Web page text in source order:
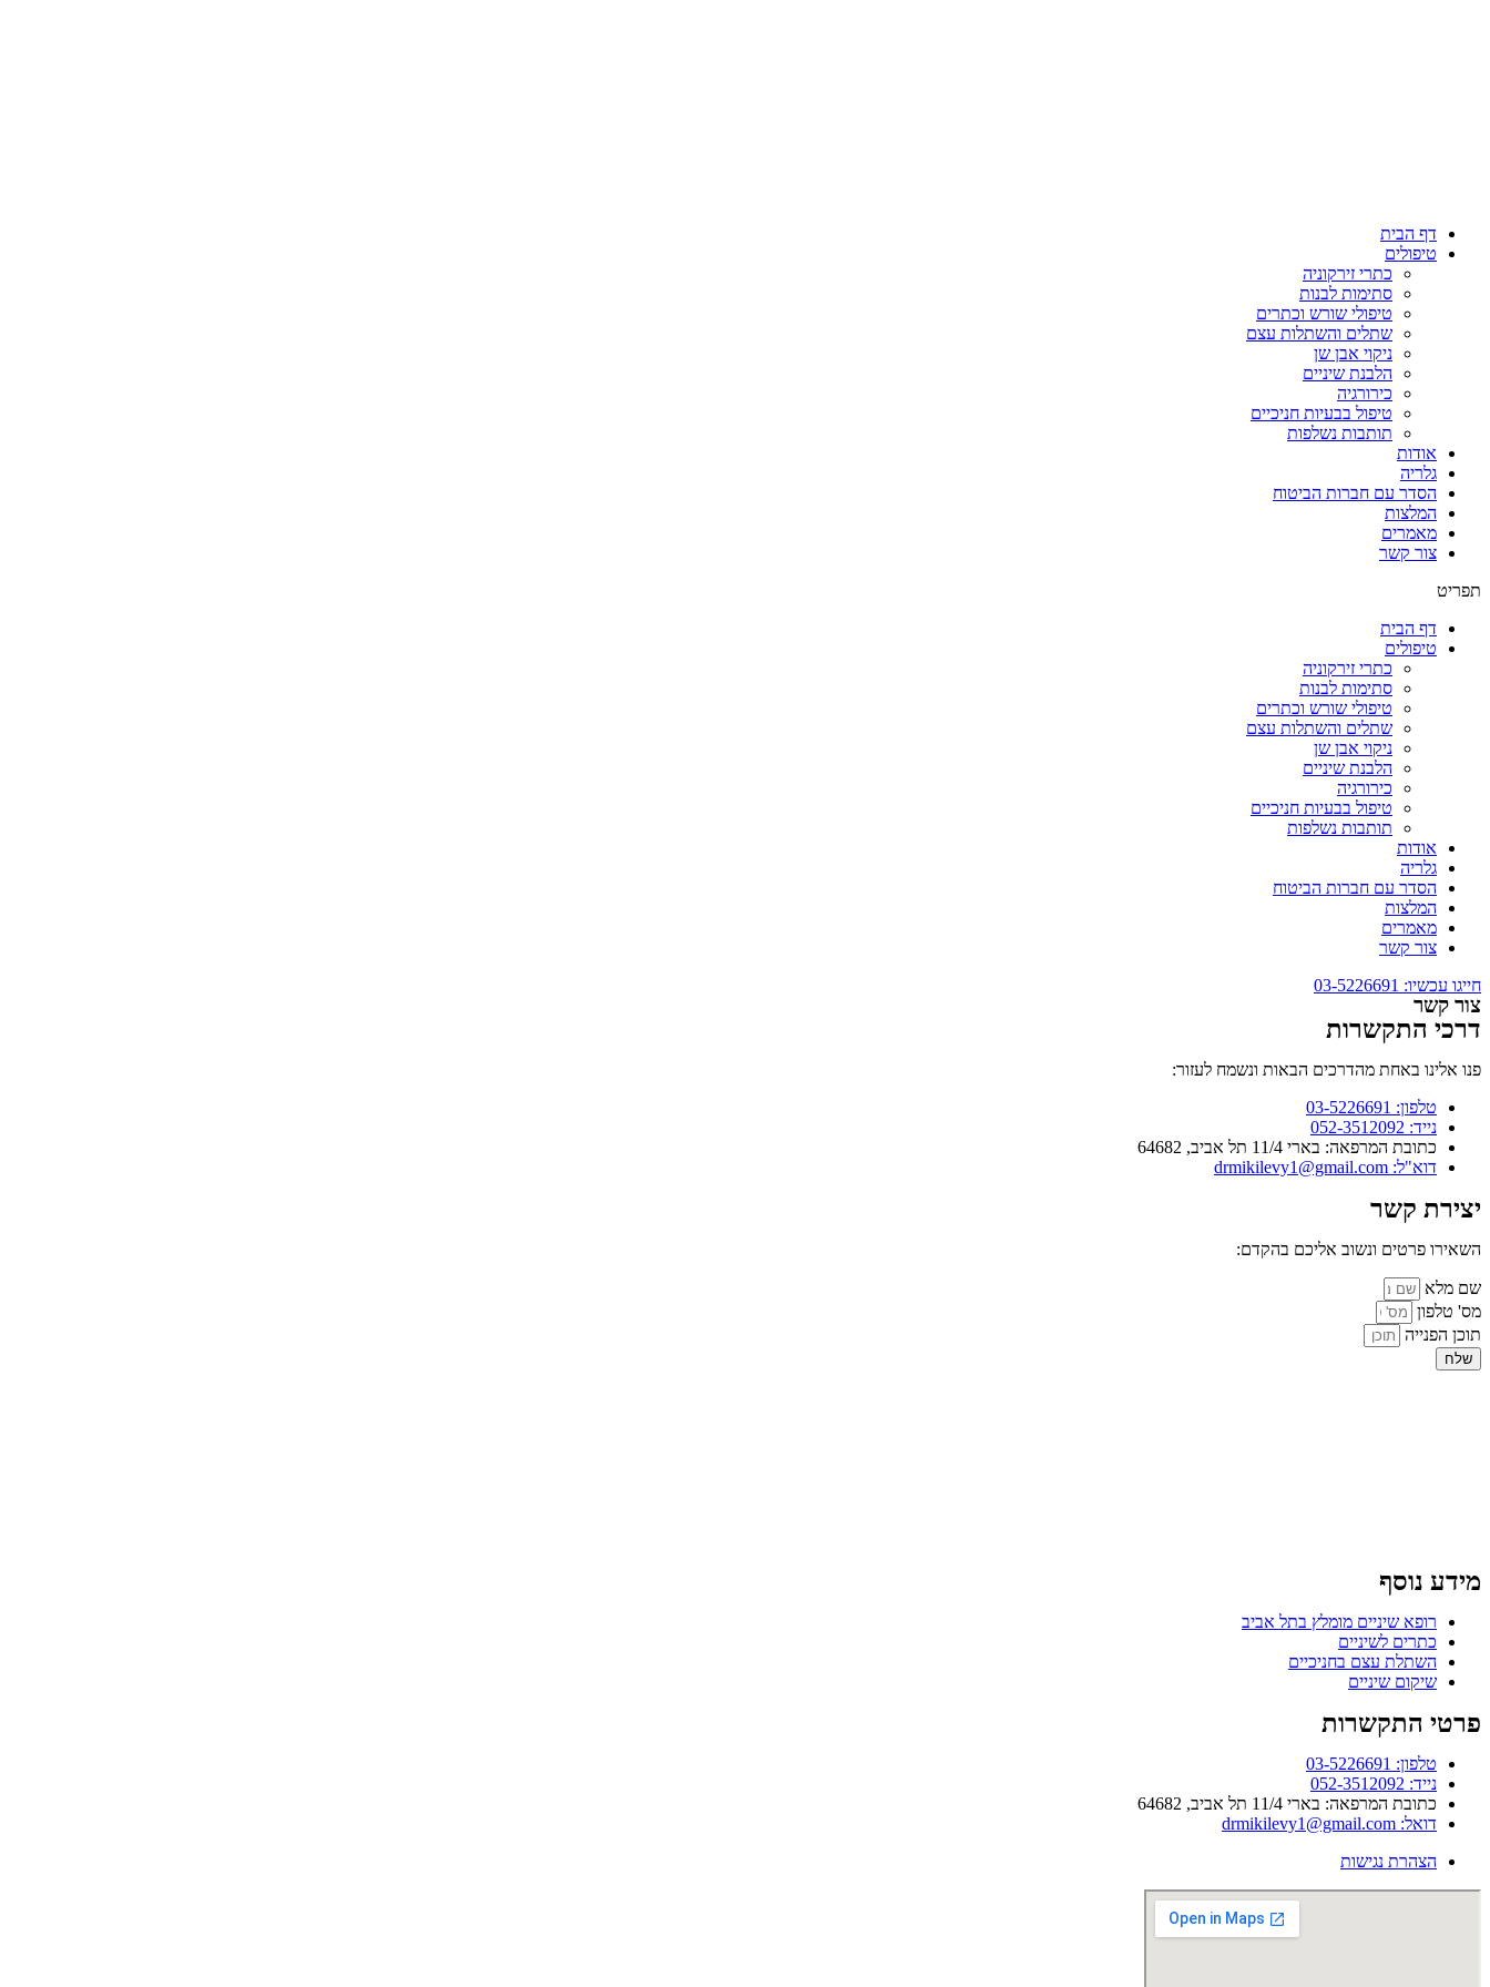
דף הבית
טיפולים
כתרי זירקוניה
סתימות לבנות
טיפולי שורש וכתרים
שתלים והשתלות עצם
ניקוי אבן שן
הלבנת שיניים
כירורגיה
טיפול בבעיות חניכיים
תותבות נשלפות
אודות
גלריה
הסדר עם חברות הביטוח
המלצות
מאמרים
צור קשר
תפריט
דף הבית
טיפולים
כתרי זירקוניה
סתימות לבנות
טיפולי שורש וכתרים
שתלים והשתלות עצם
ניקוי אבן שן
הלבנת שיניים
כירורגיה
טיפול בבעיות חניכיים
תותבות נשלפות
אודות
גלריה
הסדר עם חברות הביטוח
המלצות
מאמרים
צור קשר
חייגו עכשיו: 03-5226691
צור קשר
דרכי התקשרות
פנו אלינו באחת מהדרכים הבאות ונשמח לעזור:
טלפון: 03-5226691
נייד: 052-3512092
כתובת המרפאה: בארי 11/4 תל אביב, 64682
דוא"ל: drmikilevy1@gmail.com
יצירת קשר
השאירו פרטים ונשוב אליכם בהקדם:
שם מלא
מס' טלפון
תוכן הפנייה
שלח
מידע נוסף
רופא שיניים מומלץ בתל אביב
כתרים לשיניים
השתלת עצם בחניכיים
שיקום שיניים
פרטי התקשרות
טלפון: 03-5226691
נייד: 052-3512092
כתובת המרפאה: בארי 11/4 תל אביב, 64682
דואל: drmikilevy1@gmail.com
הצהרת נגישות